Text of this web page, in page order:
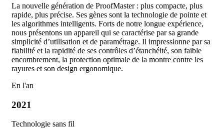
La nouvelle génération de ProofMaster : plus compacte, plus
rapide, plus précise. Ses gènes sont la technologie de pointe et
les algorithmes intelligents. Forts de notre longue expérience,
nous présentons un appareil qui se caractérise par sa grande
simplicité d’utilisation et de paramétrage. Il impressionne par sa
fiabilité et la rapidité de ses contrôles d’étanchéité, son faible
encombrement, la protection optimale de la montre contre les
rayures et son design ergonomique.
En l'an
2021
Technologie sans fil